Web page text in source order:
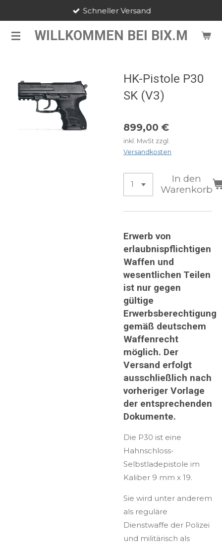
springen WILLKOMMEN BEI BIX.M
Schneller Versand
HK-Pistole P30
SK (V3)
899,00 €
inkl. MwSt zzgl.
Versandkosten
In den
Warenkorb
Erwerb von
erlaubnispflichtigen
Waffen und
wesentlichen Teilen
ist nur gegen
gültige
Erwerbsberechtigung
gemäß deutschem
Waffenrecht
möglich. Der
Versand erfolgt
ausschließlich nach
vorheriger Vorlage
der entsprechenden
Dokumente.
Die P30 ist eine
Hahnschloss-
Selbstladepistole im
Kaliber 9 mm x 19.
Sie wird unter anderem
als reguläre
Dienstwaffe der Polizei
und militärisch als